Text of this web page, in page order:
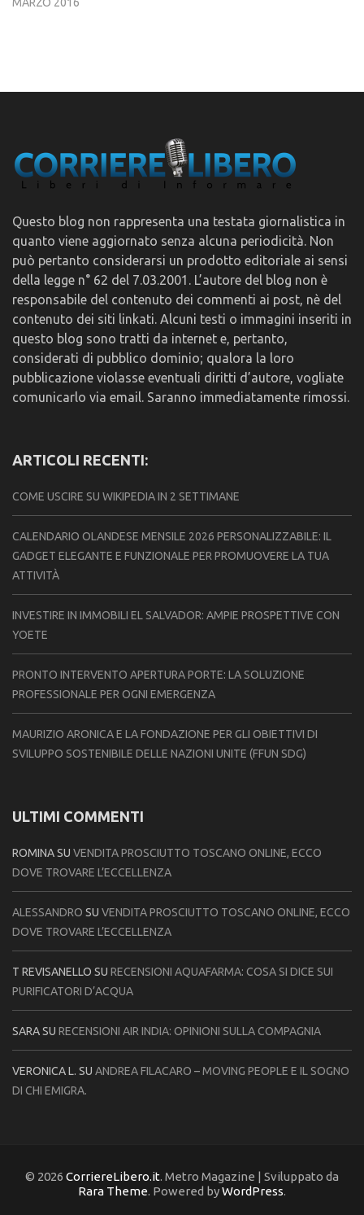
Questo blog non rappresenta una testata giornalistica in
quanto viene aggiornato senza alcuna periodicità. Non
può pertanto considerarsi un prodotto editoriale ai sensi
della legge n° 62 del 7.03.2001. L’autore del blog non è
responsabile del contenuto dei commenti ai post, nè del
contenuto dei siti linkati. Alcuni testi o immagini inseriti in
questo blog sono tratti da internet e, pertanto,
considerati di pubblico dominio; qualora la loro
pubblicazione violasse eventuali diritti d’autore, vogliate
comunicarlo via email. Saranno immediatamente rimossi.
ARTICOLI RECENTI:
COME USCIRE SU WIKIPEDIA IN 2 SETTIMANE
CALENDARIO OLANDESE MENSILE 2026 PERSONALIZZABILE: IL
GADGET ELEGANTE E FUNZIONALE PER PROMUOVERE LA TUA
ATTIVITÀ
INVESTIRE IN IMMOBILI EL SALVADOR: AMPIE PROSPETTIVE CON
YOETE
PRONTO INTERVENTO APERTURA PORTE: LA SOLUZIONE
PROFESSIONALE PER OGNI EMERGENZA
MAURIZIO ARONICA E LA FONDAZIONE PER GLI OBIETTIVI DI
SVILUPPO SOSTENIBILE DELLE NAZIONI UNITE (FFUN SDG)
ULTIMI COMMENTI
ROMINASU VENDITA PROSCIUTTO TOSCANO ONLINE, ECCO
DOVE TROVARE L’ECCELLENZA
ALESSANDRO SU VENDITA PROSCIUTTO TOSCANO ONLINE, ECCO
DOVE TROVARE L’ECCELLENZA
T REVISANELLO SU RECENSIONI AQUAFARMA: COSA SI DICE SUI
PURIFICATORI D’ACQUA
SARASU RECENSIONI AIR INDIA: OPINIONI SULLA COMPAGNIA
VERONICA L. SU ANDREA FILACARO – MOVING PEOPLE E IL SOGNO
DI CHI EMIGRA.
© 2026 CorriereLibero.it. Metro Magazine | Sviluppato da
Rara Theme. Powered byWordPress.